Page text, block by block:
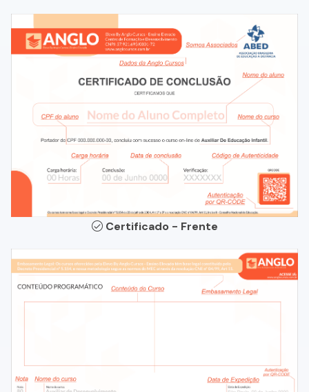
Certificado - Frente